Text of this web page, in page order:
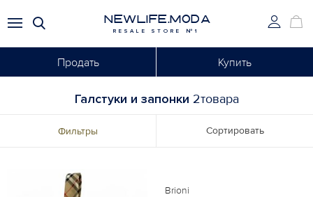
NEWLIFE.MODA
RESALE STORE №1
Продать Купить
Галстуки и запонки 2товара
Фильтры Сортировать
Brioni